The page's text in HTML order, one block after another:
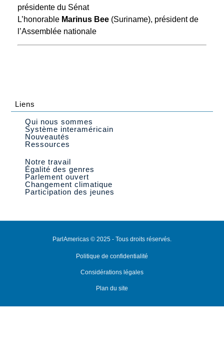
présidente du Sénat
L’honorable Marinus Bee (Suriname), président de
l’Assemblée nationale
Liens
Qui nous sommes
Système interaméricain
Nouveautés
Ressources
Notre travail
Égalité des genres
Parlement ouvert
Changement climatique
Participation des jeunes
ParlAmericas © 2025 - Tous droits réservés.
Politique de confidentialité
Considérations légales
Plan du site